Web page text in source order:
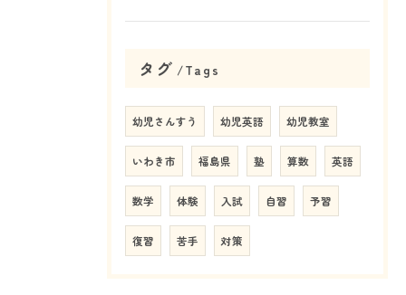
タグ Tags
幼児さんすう 幼児英語 幼児教室
いわき市 福島県 塾 算数 英語
数学 体験 入試 自習 予習
復習 苦手 対策